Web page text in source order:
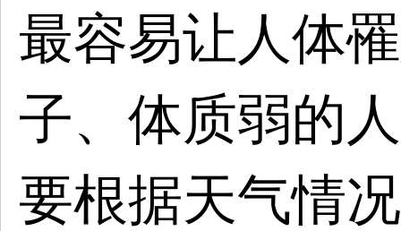
最容易让人体
子、体质弱的
要根据天气情